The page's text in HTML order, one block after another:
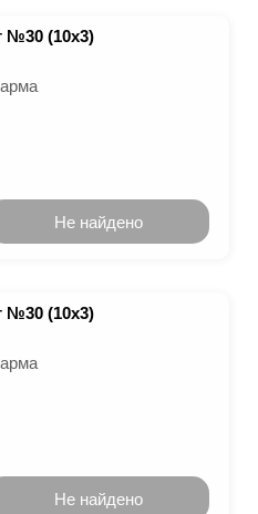
№30 (10х3)
Не найдено
№30 (10х3)
Не найдено